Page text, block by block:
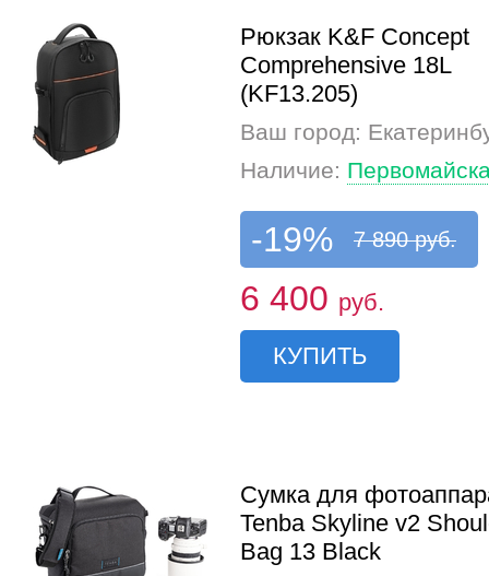
Рюкзак K&F Concept
Comprehensive 18L
(KF13.205)
Ваш город:
Наличие:
-19% 7 890 руб.
6 400 руб.
КУПИТЬ
Сумка для
Tenba Skyline v2
Bag 13 Black